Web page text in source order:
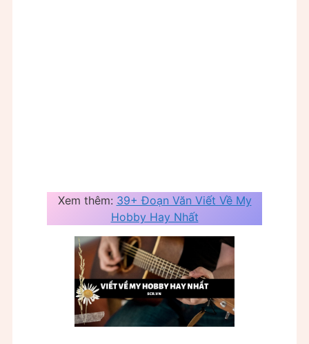
Xem thêm: 39+ Đoạn Văn Viết Về My
Hobby Hay Nhất